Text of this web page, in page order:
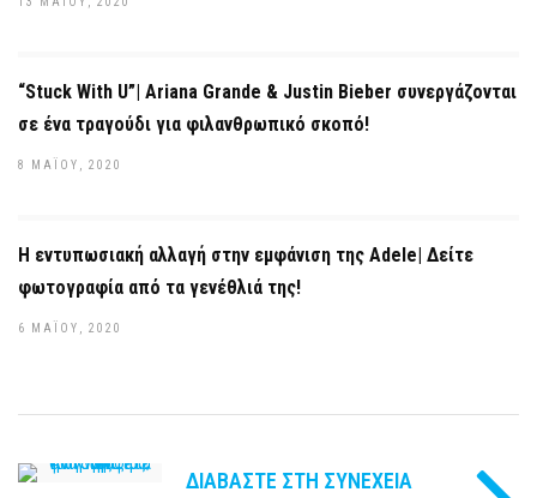
“Stuck With U”| Ariana Grande & Justin Bieber συνεργάζονται
σε ένα τραγούδι για φιλανθρωπικό σκοπό!
8 ΜΑΪ́ΟΥ, 2020
Η εντυπωσιακή αλλαγή στην εμφάνιση της Adele| Δείτε
φωτογραφία από τα γενέθλιά της!
6 ΜΑΪ́ΟΥ, 2020
ΔΙΑΒΆΣΤΕ ΣΤΗ ΣΥΝΈΧΕΙΑ